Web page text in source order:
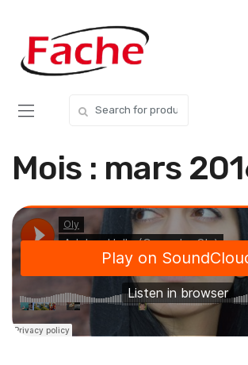
navigation
content
for:
Mois : mars